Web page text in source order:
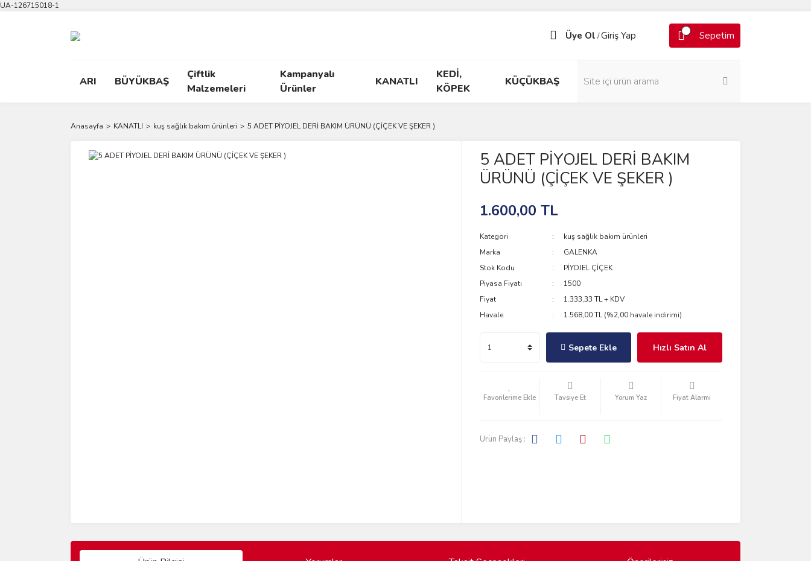
UA-126715018-1
Üye Ol /Giriş Yap Sepetim
ARI BÜYÜKBAŞ
Çiftlik
Malzemeleri
Kampanyalı
Ürünler
KANATLI
KEDİ,
KÖPEK
KÜÇÜKBAŞ
Anasayfa KANATLI kuş sağlık bakım ürünleri 5 ADET PİYOJEL DERİ BAKIM ÜRÜNÜ (ÇİÇEK VE ŞEKER )
5 ADET PİYOJEL DERİ BAKIM
ÜRÜNÜ (ÇİÇEK VE ŞEKER )
1.600,00 TL
Kategori
kuş sağlık bakım ürünleri
Marka
GALENKA
Stok Kodu
PİYOJEL ÇİÇEK
Piyasa Fiyatı
1500
Fiyat
1.333,33 TL + KDV
Havale
1.568,00 TL (%2,00 havale indirimi)
Sepete Ekle Hızlı Satın Al
Tavsiye Et Yorum Yaz Fiyat Alarmı
Ürün Paylaş :